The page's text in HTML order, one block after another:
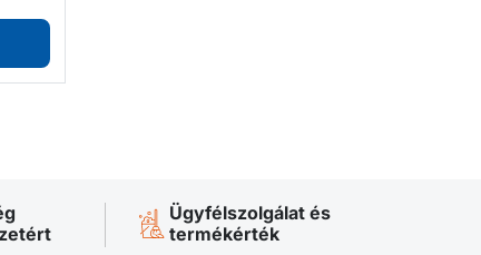
Ügyfélszolgálat és
termékérték